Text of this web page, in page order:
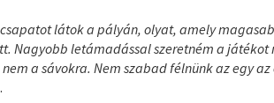
látok a pályán, olyat, amely
Nagyobb letámadással szeretném a
a sávokra. Nem szabad félnünk az egy